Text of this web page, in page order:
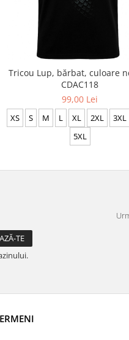
Tricou Lup, bărbat, culoare
CDAC118
99,00 Lei
XS S M L XL 2XL 3XL
5XL